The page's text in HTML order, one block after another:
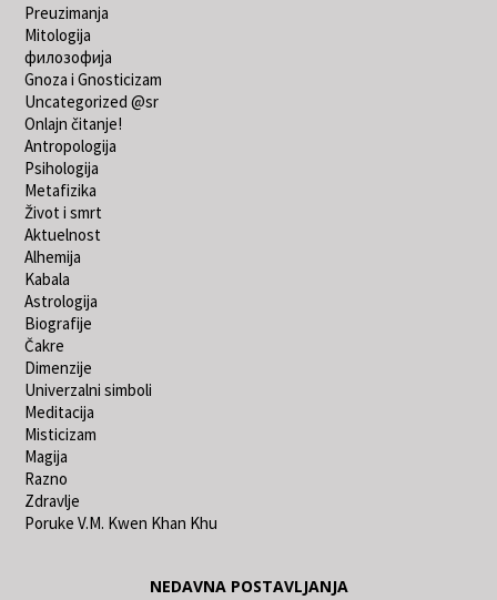
Preuzimanja
Mitologija
филозофија
Gnoza i Gnosticizam
Uncategorized @sr
Onlajn čitanje!
Antropologija
Psihologija
Metafizika
Život i smrt
Aktuelnost
Alhemija
Kabala
Astrologija
Biografije
Čakre
Dimenzije
Univerzalni simboli
Meditacija
Misticizam
Magija
Razno
Zdravlje
Poruke V.M. Kwen Khan Khu
NEDAVNA POSTAVLJANJA